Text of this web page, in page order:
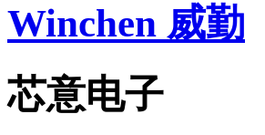
Winchen 威勤
芯意电子